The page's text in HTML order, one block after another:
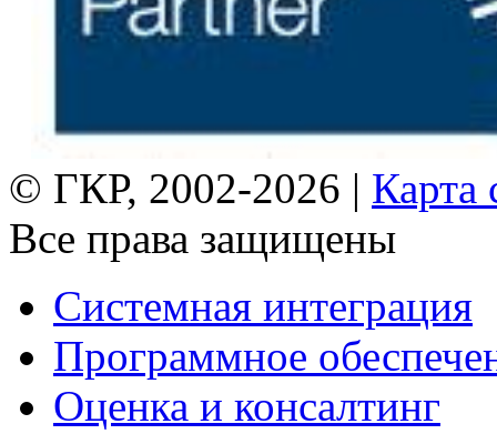
© ГКР, 2002-2026 | Карта
Все права защищены
Системная интеграция
Программное
Оценка и консалтинг